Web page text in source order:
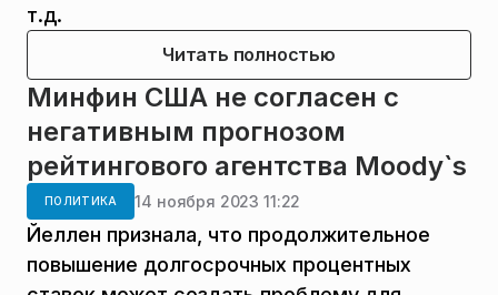
т.д.
Читать полностью
Минфин США не согласен с
негативным прогнозом
рейтингового агентства Moody`s
ПОЛИТИКА 14 ноября 2023 11:22
Йеллен признала, что продолжительное
повышение долгосрочных процентных